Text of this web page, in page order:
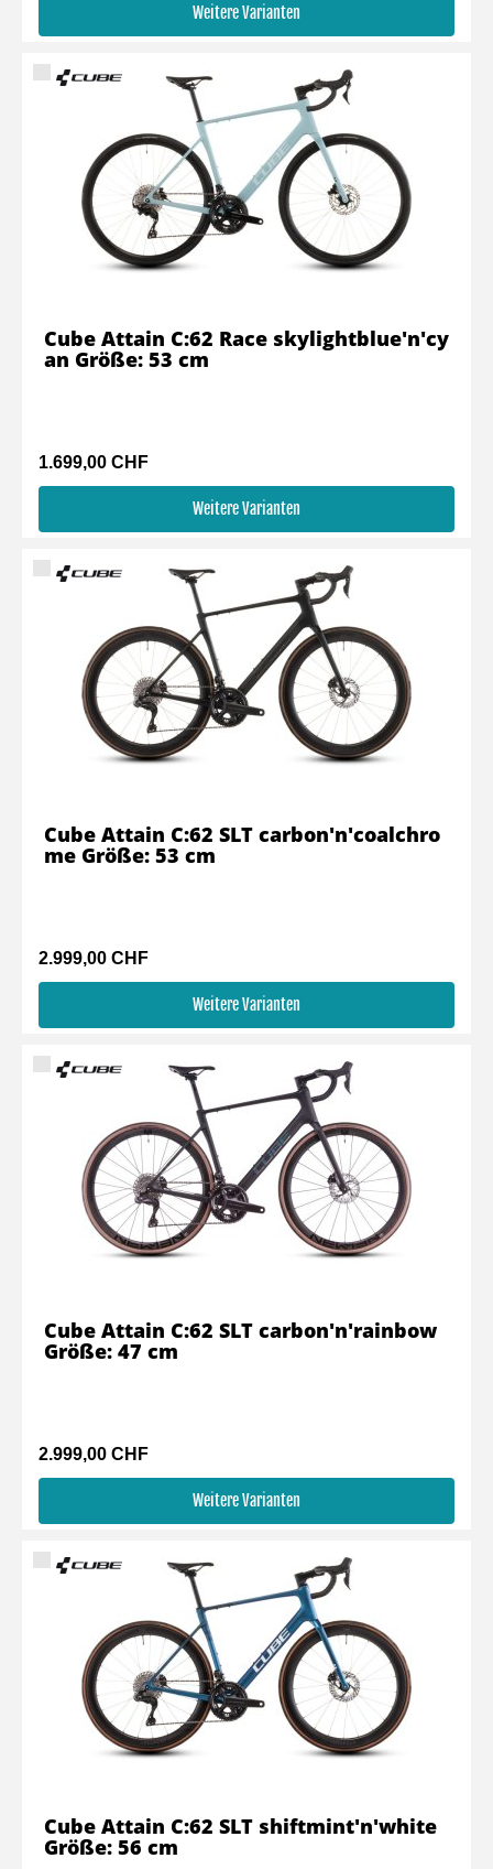
Weitere Varianten
1.699,00 CHF
Weitere Varianten
Cube Attain C:62 Race skylightblue'n'cy
an Größe: 53 cm
2.999,00 CHF
Weitere Varianten
Cube Attain C:62 SLT carbon'n'coalchro
me Größe: 53 cm
2.999,00 CHF
Weitere Varianten
Cube Attain C:62 SLT carbon'n'rainbow
Größe: 47 cm
Cube Attain C:62 SLT shiftmint'n'white
Größe: 56 cm